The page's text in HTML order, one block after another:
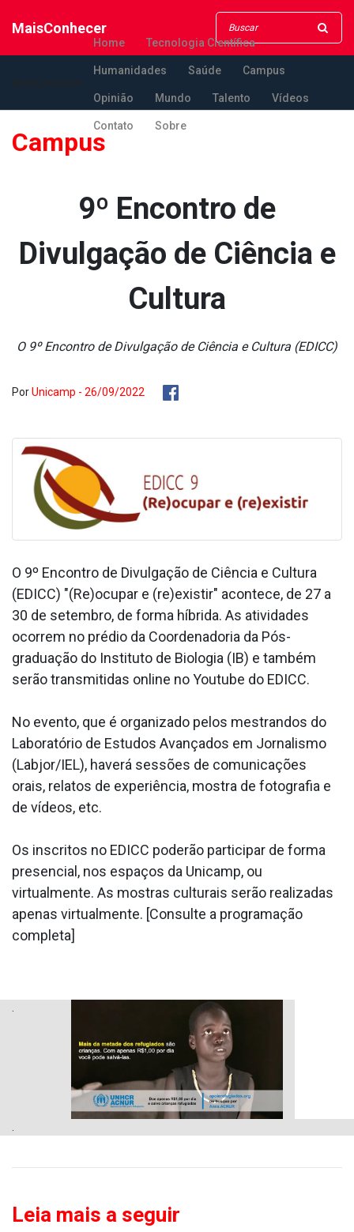
MaisConhecer
Home Tecnologia Científica
Humanidades Saúde Campus
Opinião Mundo Talento Vídeos
Contato Sobre
Campus
9º Encontro de
Divulgação de Ciência e
Cultura
O 9º Encontro de Divulgação de Ciência e Cultura (EDICC)
PorUnicamp - 26/09/2022
O 9º Encontro de Divulgação de Ciência e Cultura
(EDICC) "(Re)ocupar e (re)existir" acontece, de 27 a
30 de setembro, de forma híbrida. As atividades
ocorrem no prédio da Coordenadoria da Pós-
graduação do Instituto de Biologia (IB) e também
serão transmitidas online no Youtube do EDICC.
No evento, que é organizado pelos mestrandos do
Laboratório de Estudos Avançados em Jornalismo
(Labjor/IEL), haverá sessões de comunicações
orais, relatos de experiência, mostra de fotografia e
de vídeos, etc.
Os inscritos no EDICC poderão participar de forma
presencial, nos espaços da Unicamp, ou
virtualmente. As mostras culturais serão realizadas
apenas virtualmente. [Consulte a programação
completa]
Leia mais a seguir